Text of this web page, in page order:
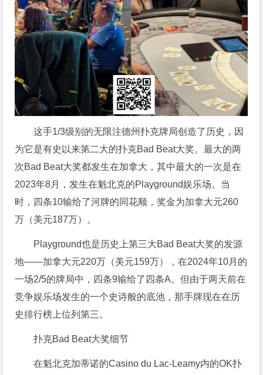
这手1/3级别的无限注德州扑克牌局创造了历史，因
为它是有史以来第二大的扑克Bad Beat大奖。最大的两
次Bad Beat大奖都发生在加拿大，其中最大的一次是在
2023年8月，发生在魁北克的Playground娱乐场。当
时，四条10输给了河牌的同花顺，奖金为加拿大元260
万（美元187万）。
Playground也是历史上第三大Bad Beat大奖的发源
地——加拿大元220万（美元159万），在2024年10月的
一场2/5的牌局中，四条9输给了四条A。但由于两天前在
竞争娱乐场发生的一个史诗般的底池，那手牌现在在历
史排行榜上位列第三。
扑克Bad Beat大奖细节
在魁北克加蒂诺的Casino du Lac-Leamy内的OK扑